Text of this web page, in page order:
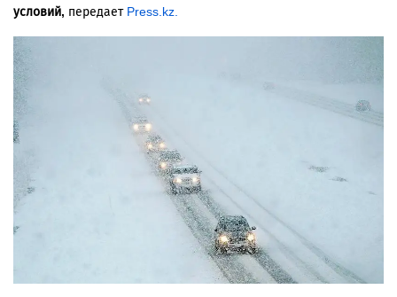
условий, передает Press.kz.